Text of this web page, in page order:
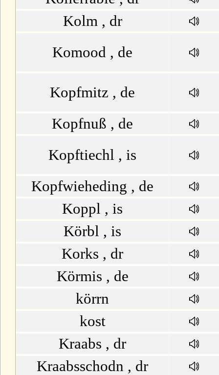
Kolm , dr
Komood , de
Kopfmitz , de
Kopfnuß , de
Kopftiechl , is
Kopfwieheding , de
Koppl , is
Körbl , is
Korks , dr
Körmis , de
körrn
kost
Kraabs , dr
Kraabsschodn , dr